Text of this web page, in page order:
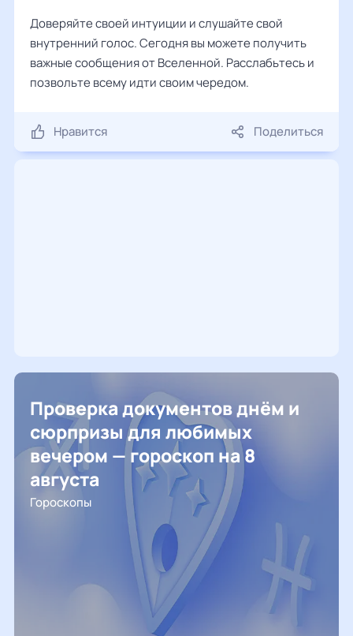
Доверяйте своей интуиции и слушайте свой
внутренний голос. Сегодня вы можете получить
важные сообщения от Вселенной. Расслабьтесь и
позвольте всему идти своим чередом.
Нравится Поделиться
Проверка документов днём и
сюрпризы для любимых
вечером — гороскоп на 8
августа
Гороскопы